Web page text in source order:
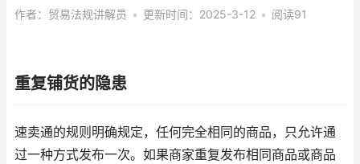
作者：贸易法规讲解员 • 更新时间：2025-3-12 • 阅读91
重复铺货的隐患
速卖通的规则明确规定，任何完全相同的商品，只允许通
过一种方式发布一次。如果商家重复发布相同商品或商品